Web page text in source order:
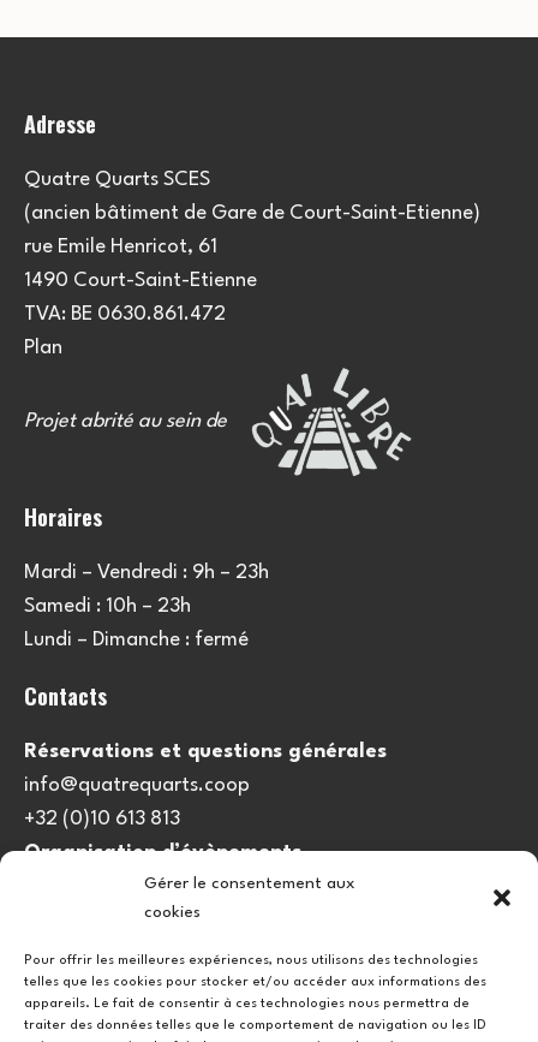
Gérer le consentement aux
cookies
Pour offrir les meilleures expériences, nous utilisons des technologies
telles que les cookies pour stocker et/ou accéder aux informations des
appareils. Le fait de consentir à ces technologies nous permettra de
traiter des données telles que le comportement de navigation ou les ID
Adresse
Quatre Quarts SCES
(ancien bâtiment de Gare de Court-Saint-Etienne)
rue Emile Henricot, 61
1490 Court-Saint-Etienne
TVA: BE 0630.861.472
Plan
Projet abrité au sein de
Horaires
Mardi – Vendredi : 9h – 23h
Samedi : 10h – 23h
Lundi – Dimanche : fermé
Contacts
Réservations et questions générales
info@quatrequarts.coop
+32 (0)10 613 813
Organisation d’évènements
viedulieu@quatrequarts.coop
Politique de cookies (UE)